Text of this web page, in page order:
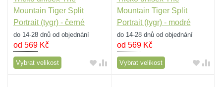
Mountain Tiger Split
Portrait (tygr) - černé
do 14-28 dnů od objednání
od 569 Kč
Vybrat velikost
Mountain Tiger Split
Portrait (tygr) - modré
do 14-28 dnů od objednání
od 569Kč
Vybrat velikost